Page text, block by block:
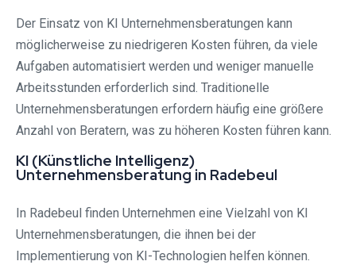
Der Einsatz von KI Unternehmensberatungen kann
möglicherweise zu niedrigeren Kosten führen, da viele
Aufgaben automatisiert werden und weniger manuelle
Arbeitsstunden erforderlich sind. Traditionelle
Unternehmensberatungen erfordern häufig eine größere
Anzahl von Beratern, was zu höheren Kosten führen kann.
KI (Künstliche Intelligenz)
Unternehmensberatung in Radebeul
In Radebeul finden Unternehmen eine Vielzahl von KI
Unternehmensberatungen, die ihnen bei der
Implementierung von KI-Technologien helfen können.